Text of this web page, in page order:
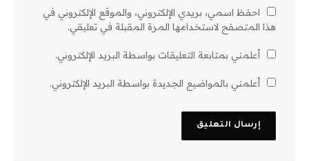
احفظ اسمي، بريدي الإلكتروني، والموقع الإلكتروني في
هذا المتصفح لاستخدامها المرة المقبلة في تعليقي.
أعلمني بمتابعة التعليقات بواسطة البريد الإلكتروني.
أعلمني بالمواضيع الجديدة بواسطة البريد الإلكتروني.